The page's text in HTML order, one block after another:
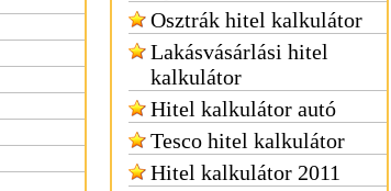
Osztrák hitel kalkulátor
Lakásvásárlási hitel
kalkulátor
Hitel kalkulátor autó
Tesco hitel kalkulátor
Hitel kalkulátor 2011